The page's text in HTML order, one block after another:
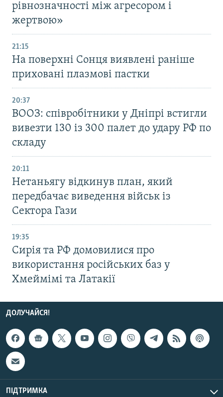
рівнозначності між агресором і
жертвою»
21:15
На поверхні Сонця виявлені раніше
приховані плазмові пастки
20:37
ВООЗ: співробітники у Дніпрі встигли
вивезти 130 із 300 палет до удару РФ по
складу
20:11
Нетаньягу відкинув план, який
передбачає виведення військ із
Сектора Гази
19:35
Сирія та РФ домовилися про
використання російських баз у
Хмеймімі та Латакії
ДОЛУЧАЙСЯ!
ПІДТРИМКА